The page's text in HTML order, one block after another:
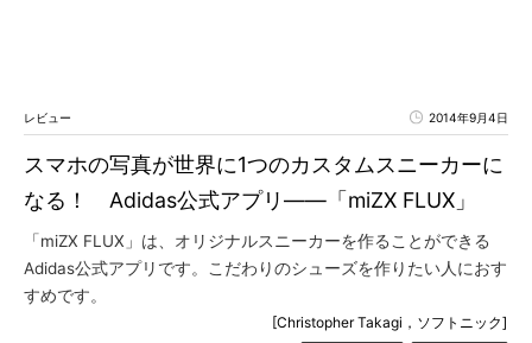
レビュー 2014年9月4日
スマホの写真が世界に1つのカスタムスニーカーに
なる！ Adidas公式アプリ――「miZX FLUX」
「miZX FLUX」は、オリジナルスニーカーを作ることができる
Adidas公式アプリです。こだわりのシューズを作りたい人におす
すめです。
[Christopher Takagi，ソフトニック]